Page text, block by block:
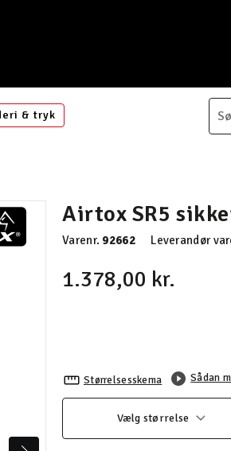
& tryk
Airtox SR5
Varenr. 92662 Leverandør
1.378,00 kr.
Størrelsesskema Sådan
Vælg størrelse